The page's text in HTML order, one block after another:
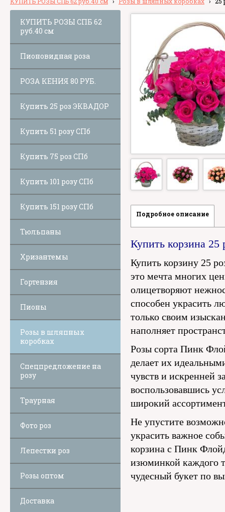
КУПИТЬ РОЗЫ СПБ 62
руб.40 см
Пионовидная роза
РОЗА КЕНИЯ 80 РУБ.
Купить 25 роз ЭКВАДОР
Купить 51 розу СПб
Купить 75 роз СПб
Купить 101 розу СПб
Купить 151 розу СПб
Тюльпаны
Хризантемы
Гортензия
Пионы
Розы в шляпных
коробках
Спецпредложение на
розу
Траурная
Фото роз
Лепестки роз
Розы оптом
Доставка
Подробное описание
Купить корзина
Купить корзину 25
это мечта многих
олицетворяют
способен украсить
только своим
наполняет
Розы сорта Пинк
делает их
чувств и искренней
воспользовавшись
широкий
Не упустите
украсить важное
корзина с Пинк
изюминкой каждого
чудесный букет по